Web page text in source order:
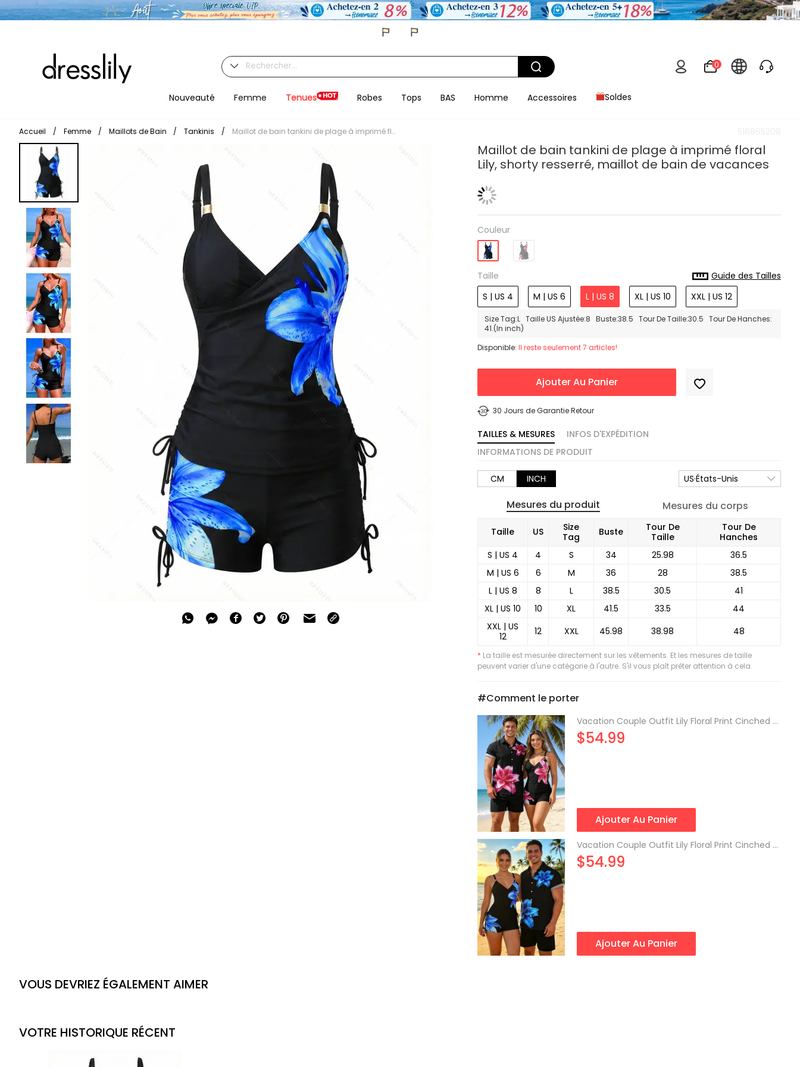
0
Nouveauté Femme Tenues Robes Tops BAS Homme Accessoires Soldes
Accueil / Femme / Maillots de Bain / Tankinis / Maillot de bain tankini de plage à imprimé floral Lily, shorty resserré, maillot de bain de vacances
Maillot de bain tankini de plage à imprimé floral
Lily, shorty resserré, maillot de bain de vacances
Couleur
Taille
Guide des Tailles
S | US 4
M | US 6 L | US 8 XL | US 10 XXL | US 12
Size Tag:L Taille US Ajustée:8 Buste:38.5 Tour De Taille:30.5 Tour De Hanches:
41.(In inch)
Disponible: Il reste seulement 7 articles!
Ajouter Au Panier
30 Jours de Garantie Retour
TAILLES & MESURES
CM INCH US·États-Unis
Mesures du produit Mesures du corps
Taille US
Size
Tag
Buste
Tour De
Taille
Tour De
Hanches
S | US 4
4 S 34 25.98
36.5
M | US 6
6 M 36 28
38.5
L | US 8
8 L 38.5 30.5
41
XL | US 10
10 XL 41.5 33.5
44
XXL | US
12
12 XXL 45.98 38.98 48
* La taille est mesurée directement sur les vêtements. Et les mesures de taille
peuvent varier d'une catégorie à l'autre. S'il vous plaît prêter attention à cela.
INFOS D'EXPÉDITION
INFORMATIONS DE PRODUIT
#Comment le porter
Vacation Couple Outfit Lily Floral Print Cinched Boyshorts Swimsuit and Shirt Shorts Set
$54.99
Ajouter Au Panier
Vacation Couple Outfit Lily Floral Print Cinched Boyshorts Swimsuit and Shirt Shorts Set
$54.99
Ajouter Au Panier
VOUS DEVRIEZ ÉGALEMENT AIMER
VOTRE HISTORIQUE RÉCENT